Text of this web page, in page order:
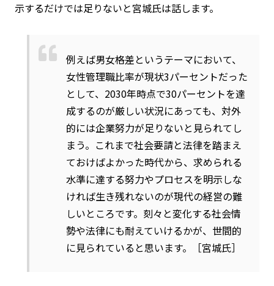
示するだけでは足りないと宮城氏は話します。
例えば男女格差というテーマにおいて、
女性管理職比率が現状3パーセントだった
として、2030年時点で30パーセントを達
成するのが厳しい状況にあっても、対外
的には企業努力が足りないと見られてし
まう。これまで社会要請と法律を踏まえ
ておけばよかった時代から、求められる
水準に達する努力やプロセスを明示しな
ければ生き残れないのが現代の経営の難
しいところです。刻々と変化する社会情
勢や法律にも耐えていけるかが、世間的
に見られていると思います。［宮城氏］